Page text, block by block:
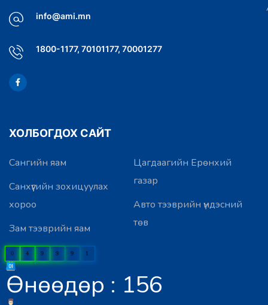
info@ami.mn
1800-1177, 70101177, 70001277
ХОЛБОГДОХ САЙТ
Сангийн яам
Санхүүгийн зохицуулах
хороо
Зам тээврийн яам
Цагдаагийн Ерөнхий
газар
Авто тээврийн үндэсний
төв
0 4 9 9 9 1
Өнөөдөр : 156